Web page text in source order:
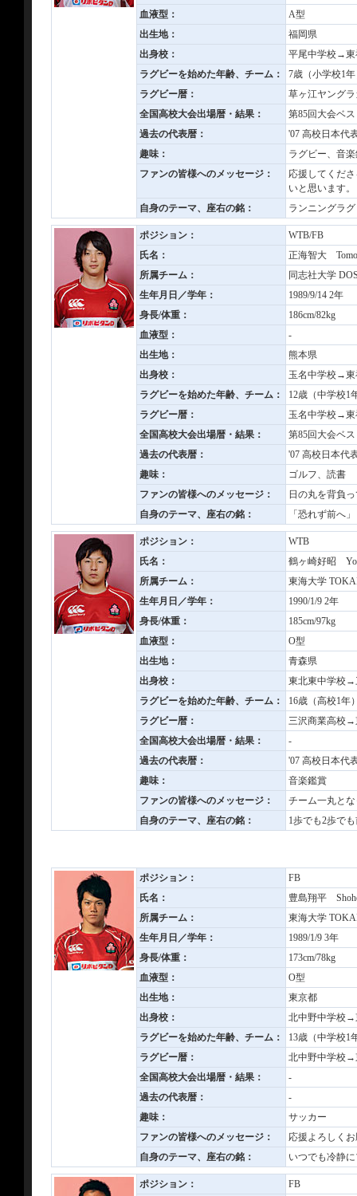
血液型：
A型
出生地：
福岡県
出身校：
平尾中学校→
ラグビーを始めた年齢、チーム：
7歳（小学校1
ラグビー暦：
草ヶ江ヤング
全国高校大会出場暦・結果：
第85回大会ベ
過去の代表暦：
'07 高校日本代
趣味：
ラグビー、音
ファンの皆様へのメッセージ：
応援してくだ
いと思います。
自身のテーマ、座右の銘：
ランニングラ
ポジション：
WTB/FB
氏名：
正海智大
所属チーム：
同志社大学
生年月日／学年：
1989/9/14 2年
身長/体重：
186cm/82kg
血液型：
-
出生地：
熊本県
出身校：
玉名中学校→
ラグビーを始めた年齢、チーム：
12歳（中学校
ラグビー暦：
玉名中学校→
全国高校大会出場暦・結果：
第85回大会ベ
過去の代表暦：
'07 高校日本代
趣味：
ゴルフ、読書
ファンの皆様へのメッセージ：
日の丸を背負
自身のテーマ、座右の銘：
「恐れず前へ」
ポジション：
WTB
氏名：
鶴ヶ崎好昭
所属チーム：
東海大学
生年月日／学年：
1990/1/9 2年
身長/体重：
185cm/97kg
血液型：
O型
出生地：
青森県
出身校：
東北東中学校
ラグビーを始めた年齢、チーム：
16歳（高校1
ラグビー暦：
三沢商業高校→
全国高校大会出場暦・結果：
-
過去の代表暦：
'07 高校日本代
趣味：
音楽鑑賞
ファンの皆様へのメッセージ：
チーム一丸と
自身のテーマ、座右の銘：
1歩でも2歩で
ポジション：
FB
氏名：
豊島翔平
所属チーム：
東海大学
生年月日／学年：
1989/1/9 3年
身長/体重：
173cm/78kg
血液型：
O型
出生地：
東京都
出身校：
北中野中学校→
ラグビーを始めた年齢、チーム：
13歳（中学校
ラグビー暦：
北中野中学校→
全国高校大会出場暦・結果：
-
過去の代表暦：
-
趣味：
サッカー
ファンの皆様へのメッセージ：
応援よろしく
自身のテーマ、座右の銘：
いつでも冷静
ポジション：
FB